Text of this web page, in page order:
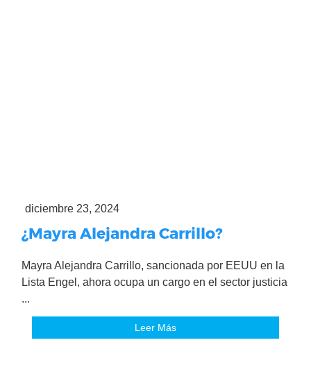
diciembre 23, 2024
¿Mayra Alejandra Carrillo?
Mayra Alejandra Carrillo, sancionada por EEUU en la
Lista Engel, ahora ocupa un cargo en el sector justicia
...
Leer Más